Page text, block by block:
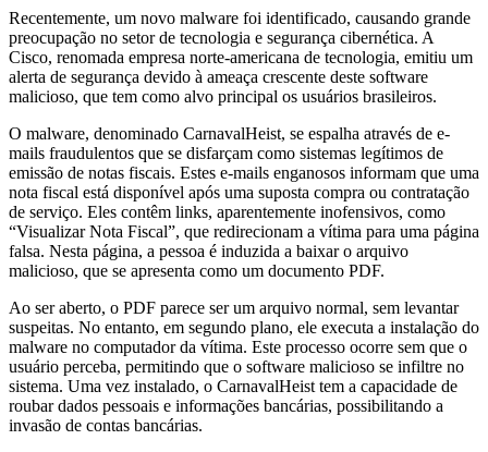
Recentemente, um novo malware foi identificado, causando grande
preocupação no setor de tecnologia e segurança cibernética. A
Cisco, renomada empresa norte-americana de tecnologia, emitiu um
alerta de segurança devido à ameaça crescente deste software
malicioso, que tem como alvo principal os usuários brasileiros.
O malware, denominado CarnavalHeist, se espalha através de e-
mails fraudulentos que se disfarçam como sistemas legítimos de
emissão de notas fiscais. Estes e-mails enganosos informam que uma
nota fiscal está disponível após uma suposta compra ou contratação
de serviço. Eles contêm links, aparentemente inofensivos, como
“Visualizar Nota Fiscal”, que redirecionam a vítima para uma página
falsa. Nesta página, a pessoa é induzida a baixar o arquivo
malicioso, que se apresenta como um documento PDF.
Ao ser aberto, o PDF parece ser um arquivo normal, sem levantar
suspeitas. No entanto, em segundo plano, ele executa a instalação do
malware no computador da vítima. Este processo ocorre sem que o
usuário perceba, permitindo que o software malicioso se infiltre no
sistema. Uma vez instalado, o CarnavalHeist tem a capacidade de
roubar dados pessoais e informações bancárias, possibilitando a
invasão de contas bancárias.